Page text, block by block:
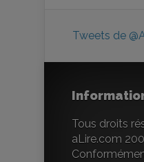
Tweets de
Tous droits
aLire.com